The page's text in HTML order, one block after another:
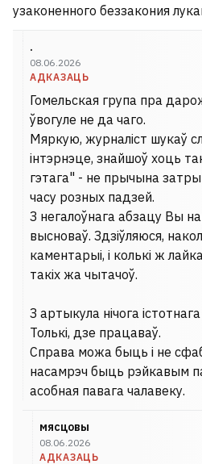
узаконенного беззакония
.
08.06.2026
АДКАЗАЦЬ
Гомельская група пра
ўвогуле не да чаго.
Мяркую, журналіст шукаў
інтэрнэце, знайшоў хоць
гэтага" - не прычына
часу розных падзей.
З негалоўнага абзацу Вы
высноваў. Здзіўляюся,
каментарыі, і колькі ж
такіх жа чытачоў.
З артыкула нічога
Толькі, дзе працаваў.
Справа можа быць і не
насамрэч быць рэйкавым
асобная павага чалавеку.
мясцовы
08.06.2026
АДКАЗАЦЬ